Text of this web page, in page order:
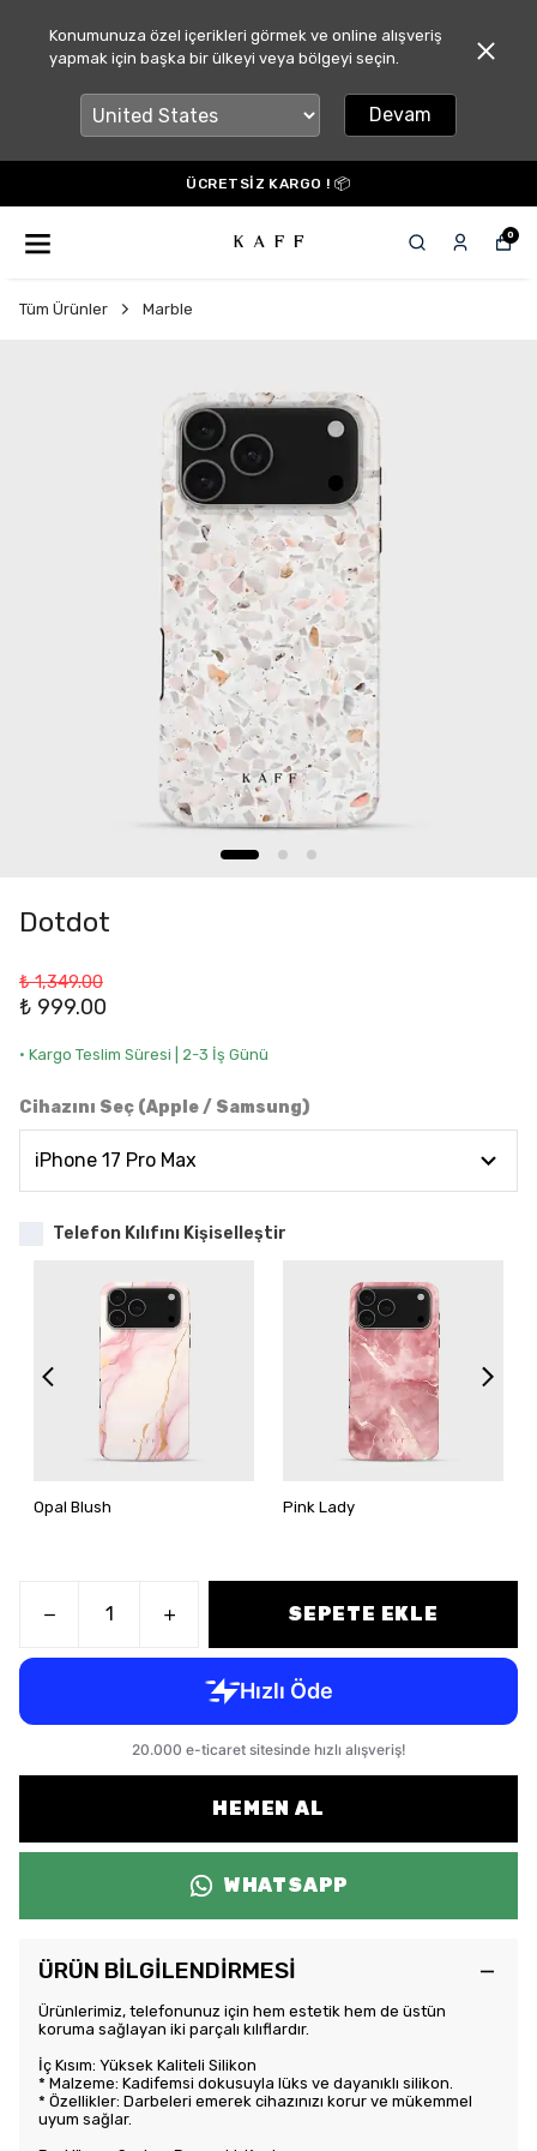
Konumunuza özel içerikleri görmek ve online alışveriş
yapmak için başka bir ülkeyi veya bölgeyi seçin.
Devam
ÜCRETSİZ KARGO ! 📦
0
Tüm Ürünler Marble
Dotdot
₺ 1,349.00
₺ 999.00
• Kargo Teslim Süresi | 2-3 İş Günü
Cihazını Seç (Apple / Samsung)
Telefon Kılıfını Kişiselleştir
Opal Blush Pink Lady
SEPETE EKLE
HEMEN AL
WHATSAPP
ÜRÜN BİLGİLENDİRMESİ
Ürünlerimiz, telefonunuz için hem estetik hem de üstün
koruma sağlayan iki parçalı kılıflardır.
İç Kısım: Yüksek Kaliteli Silikon
* Malzeme: Kadifemsi dokusuyla lüks ve dayanıklı silikon.
* Özellikler: Darbeleri emerek cihazınızı korur ve mükemmel
uyum sağlar.